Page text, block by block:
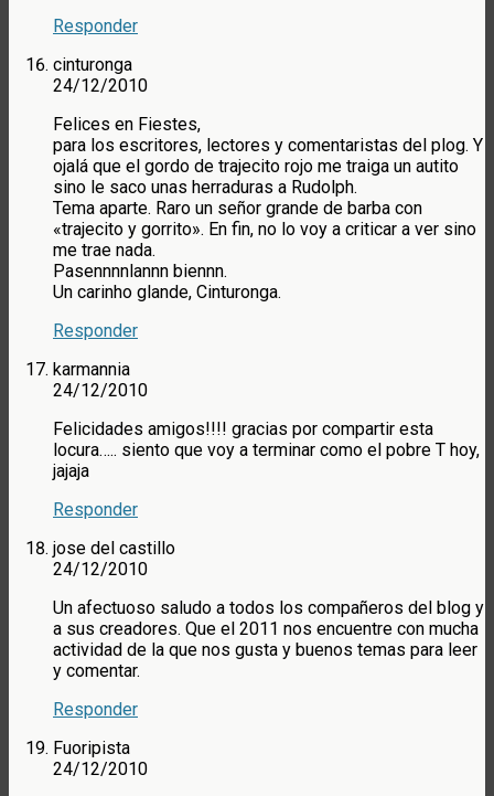
Responder
cinturonga
24/12/2010
Felices en Fiestes,
para los escritores, lectores y comentaristas del plog. Y
ojalá que el gordo de trajecito rojo me traiga un autito
sino le saco unas herraduras a Rudolph.
Tema aparte. Raro un señor grande de barba con
«trajecito y gorrito». En fin, no lo voy a criticar a ver sino
me trae nada.
Pasennnnlannn biennn.
Un carinho glande, Cinturonga.
Responder
karmannia
24/12/2010
Felicidades amigos!!!! gracias por compartir esta
locura….. siento que voy a terminar como el pobre T hoy,
jajaja
Responder
jose del castillo
24/12/2010
Un afectuoso saludo a todos los compañeros del blog y
a sus creadores. Que el 2011 nos encuentre con mucha
actividad de la que nos gusta y buenos temas para leer
y comentar.
Responder
Fuoripista
24/12/2010